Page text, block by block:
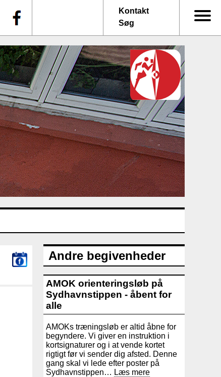
Kontakt
Søg
Andre begivenheder
AMOK orienteringsløb på
Sydhavnstippen - åbent for
alle
AMOKs træningsløb er altid åbne for
begyndere. Vi giver en instruktion i
kortsignaturer og i at vende kortet
rigtigt før vi sender dig afsted. Denne
gang skal vi lede efter poster på
Sydhavnstippen… Læs mere